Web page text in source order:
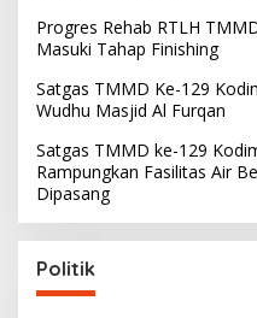
Progres Rehab RTLH
Masuki Tahap Finishing
Satgas TMMD Ke-129
Wudhu Masjid Al Furqan
Satgas TMMD ke-129
Rampungkan Fasilitas Air
Dipasang
Politik